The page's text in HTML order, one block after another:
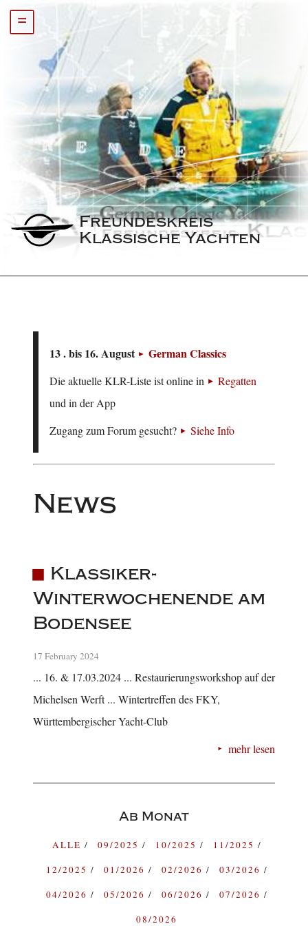
=
Freundeskreis
Klassische Yachten
13 . bis 16. August German Classics
Die aktuelle KLR-Liste ist online in
Regatten
und in der App
Zugang zum Forum gesucht?
Siehe Info
News
Klassiker-
Winterwochenende am
Bodensee
17 February 2024
... 16. & 17.03.2024 ... Restaurierungsworkshop auf der
Michelsen Werft ... Wintertreffen des FKY,
Württembergischer Yacht-Club
mehr lesen
Ab Monat
ALLE 09/2025 10/2025
11/2025
12/2025
01/2026 02/2026
03/2026
04/2026
05/2026 06/2026
07/2026
08/2026